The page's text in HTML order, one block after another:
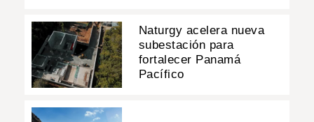
Naturgy acelera nueva
subestación para
fortalecer Panamá
Pacífico